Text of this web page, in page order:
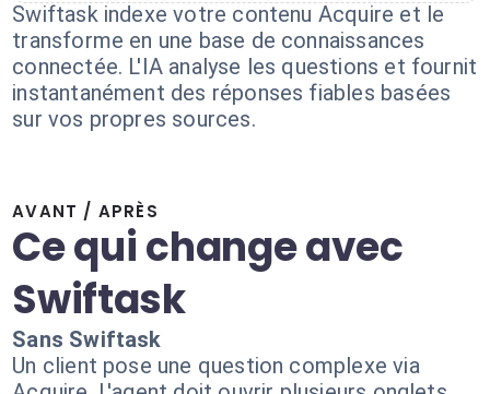
Swiftask indexe votre contenu Acquire et le
transforme en une base de connaissances
connectée. L'IA analyse les questions et fournit
instantanément des réponses fiables basées
sur vos propres sources.
AVANT / APRÈS
Ce qui change avec
Swiftask
Sans Swiftask
Un client pose une question complexe via